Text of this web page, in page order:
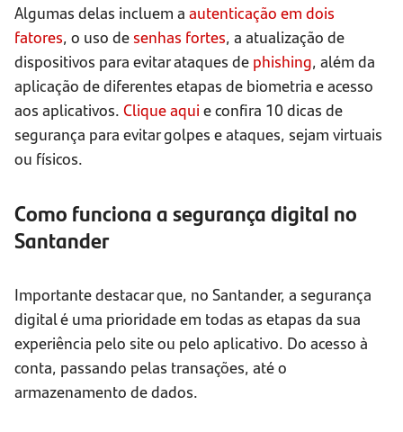
Algumas delas incluem a autenticação em dois
fatores, o uso de senhas fortes, a atualização de
dispositivos para evitar ataques de phishing, além da
aplicação de diferentes etapas de biometria e acesso
aos aplicativos. Clique aqui e confira 10 dicas de
segurança para evitar golpes e ataques, sejam virtuais
ou físicos.
Como funciona a segurança digital no
Santander
Importante destacar que, no Santander, a segurança
digital é uma prioridade em todas as etapas da sua
experiência pelo site ou pelo aplicativo. Do acesso à
conta, passando pelas transações, até o
armazenamento de dados.